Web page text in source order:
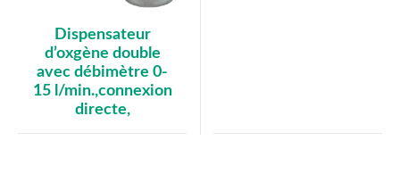
Dispensateur
d’oxgène double
avec débimètre 0-
15 l/min.,connexion
directe,